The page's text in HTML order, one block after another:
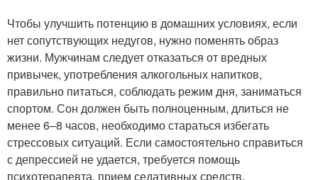
Чтобы улучшить потенцию в домашних условиях, если
нет сопутствующих недугов, нужно поменять образ
жизни. Мужчинам следует отказаться от вредных
привычек, употребления алкогольных напитков,
правильно питаться, соблюдать режим дня, заниматься
спортом. Сон должен быть полноценным, длиться не
менее 6–8 часов, необходимо стараться избегать
стрессовых ситуаций. Если самостоятельно справиться
с депрессией не удается, требуется помощь
психотерапевта, прием седативных средств.